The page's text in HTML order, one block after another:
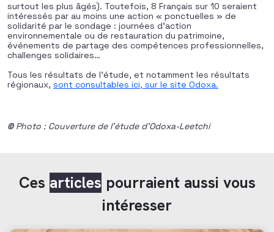
surtout les plus âgés). Toutefois, 8 Français sur 10 seraient
intéressés par au moins une action « ponctuelles » de
solidarité par le sondage : journées d’action
environnementale ou de restauration du patrimoine,
événements de partage des compétences professionnelles,
challenges solidaires…
Tous les résultats de l’étude, et notamment les résultats
régionaux, sont consultables ici, sur le site Odoxa.
©Photo : Couverture de l’étude d’Odoxa-Leetchi
Ces articles pourraient aussi vous
intéresser